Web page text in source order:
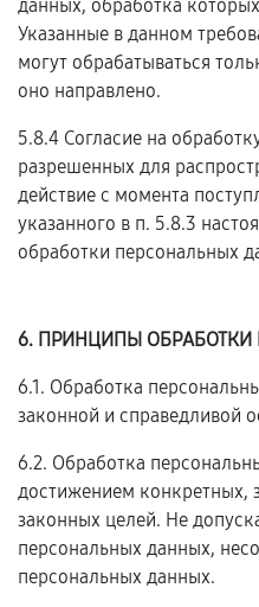
данных, обработка
Указанные в данном
могут обрабатываться
оно направлено.
5.8.4 Согласие на
разрешенных для
действие с момента
указанного в п. 5.8.3
обработки персональных
6. ПРИНЦИПЫ
6.1. Обработка
законной и справедливой
6.2. Обработка
достижением конкретных,
законных целей. Не
персональных данных,
персональных данных.